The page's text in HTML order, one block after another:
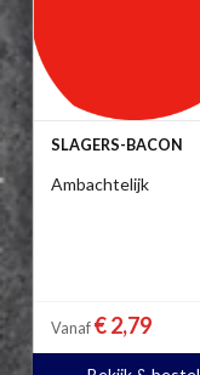
SLAGERS-BACON
Ambachtelijk
Vanaf € 2,79